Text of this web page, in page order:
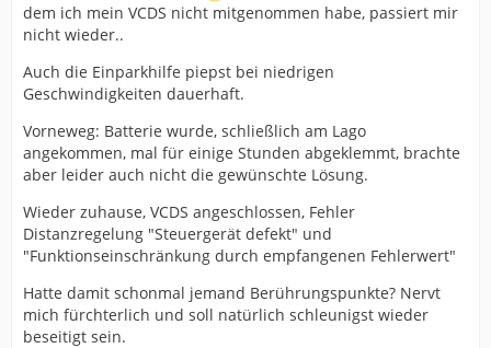
dem ich mein VCDS nicht mitgenommen habe, passiert mir
nicht wieder..
Auch die Einparkhilfe piepst bei niedrigen
Geschwindigkeiten dauerhaft.
Vorneweg: Batterie wurde, schließlich am Lago
angekommen, mal für einige Stunden abgeklemmt, brachte
aber leider auch nicht die gewünschte Lösung.
Wieder zuhause, VCDS angeschlossen, Fehler
Distanzregelung "Steuergerät defekt" und
"Funktionseinschränkung durch empfangenen Fehlerwert"
Hatte damit schonmal jemand Berührungspunkte? Nervt
mich fürchterlich und soll natürlich schleunigst wieder
beseitigt sein.